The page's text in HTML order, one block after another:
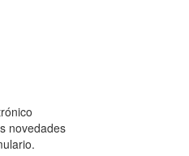
novedades